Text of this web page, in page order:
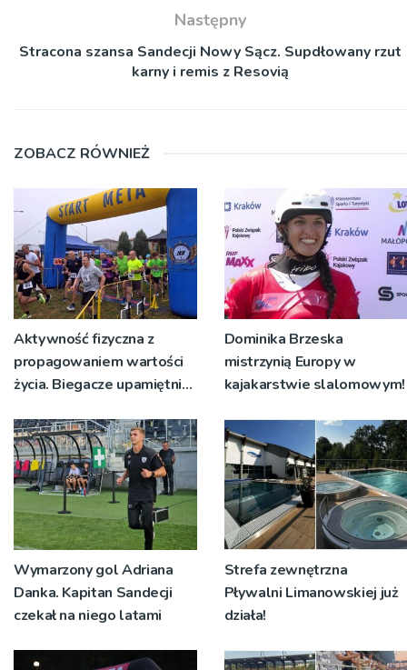
Następny
Stracona szansa Sandecji Nowy Sącz. Supdłowany rzut
karny i remis z Resovią
ZOBACZ RÓWNIEŻ
Aktywność fizyczna z
propagowaniem wartości
życia. Biegacze upamiętnili
Dominika Brzeska
mistrzynią Europy w
kajakarstwie slalomowym!
Wymarzony gol Adriana
Danka. Kapitan Sandecji
czekał na niego latami
Strefa zewnętrzna
Pływalni Limanowskiej już
działa!